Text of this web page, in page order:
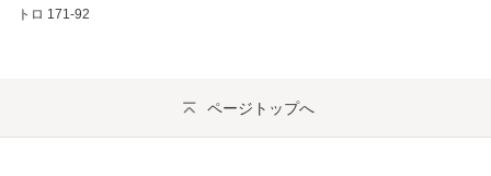
トロ 171-92
ページトップへ